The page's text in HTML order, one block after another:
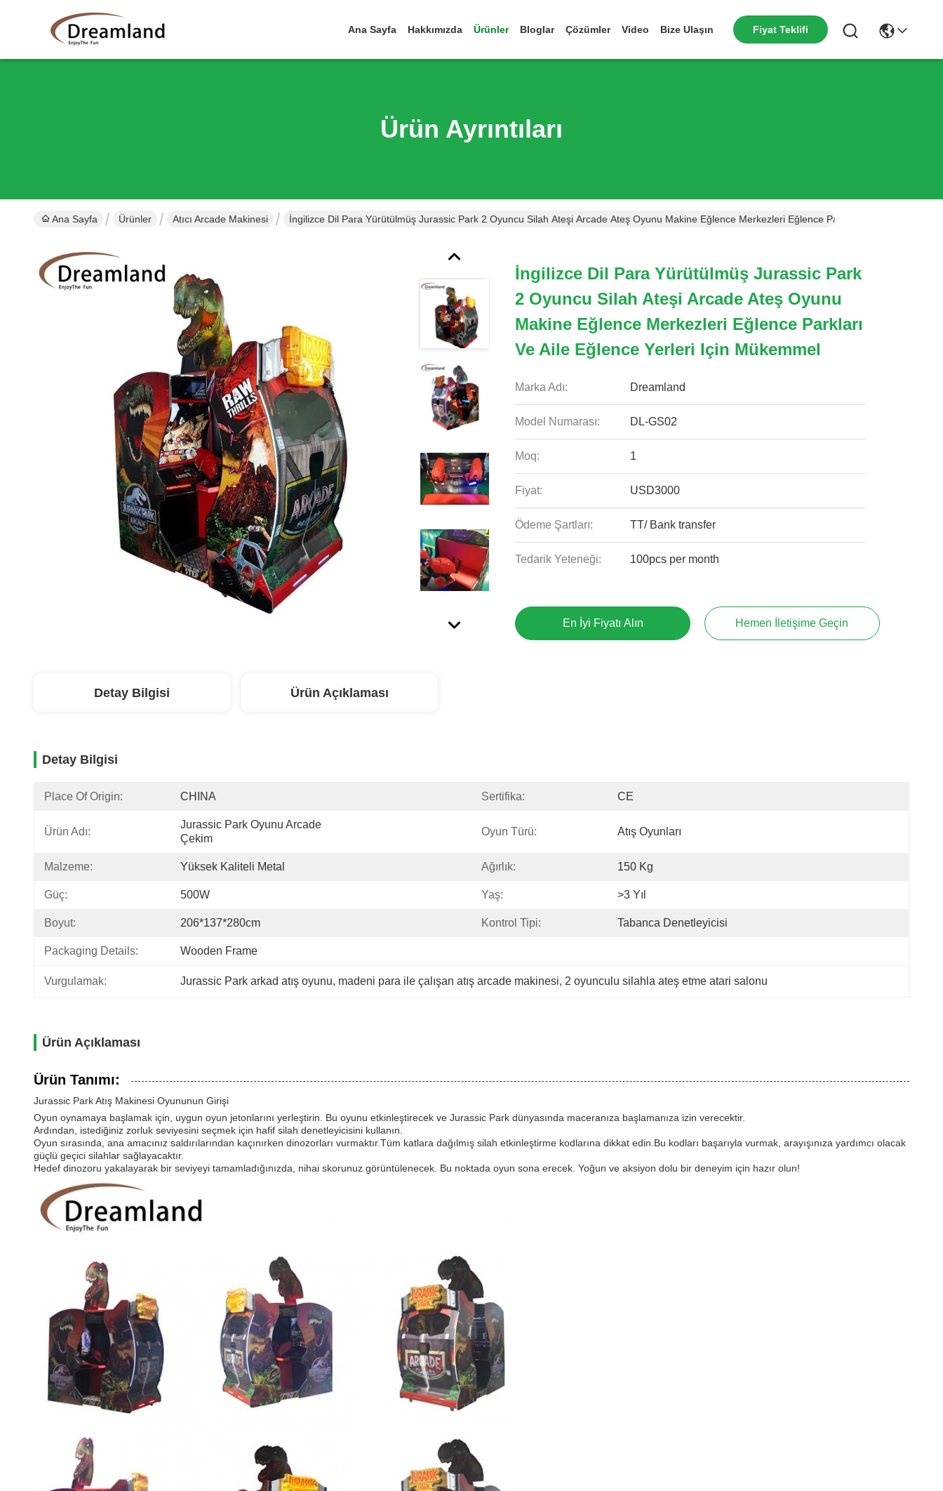
Ana Sayfa Hakkımızda Ürünler Bloglar Çözümler Video Bize Ulaşın Fiyat Teklifi
Ürün Ayrıntıları
Ana Sayfa Ürünler Atıcı Arcade Makinesi İngilizce Dil Para Yürütülmüş Jurassic Park 2 Oyuncu Silah Ateşi Arcade Ateş Oyunu Makine Eğlence Merkezleri Eğlence Parkları Ve Aile Eğlence
İngilizce Dil Para Yürütülmüş Jurassic Park
2 Oyuncu Silah Ateşi Arcade Ateş Oyunu
Makine Eğlence Merkezleri Eğlence Parkları
Ve Aile Eğlence Yerleri Için Mükemmel
Marka Adı: Dreamland
Model Numarası: DL-GS02
Moq: 1
Fiyat: USD3000
Ödeme Şartları: TT/ Bank transfer
Tedarik Yeteneği: 100pcs per month
En İyi Fiyatı Alın Hemen İletişime Geçin
Detay Bilgisi Ürün Açıklaması
Detay Bilgisi
Place Of Origin: CHINA Sertifika: CE
Ürün Adı:
Jurassic Park Oyunu Arcade
Çekim
Oyun Türü: Atış Oyunları
Malzeme: Yüksek Kaliteli Metal Ağırlık: 150 Kg
Güç: 500W Yaş: >3 Yıl
Boyut: 206*137*280cm Kontrol Tipi: Tabanca Denetleyicisi
Packaging Details: Wooden Frame
Vurgulamak: Jurassic Park arkad atış oyunu, madeni para ile çalışan atış arcade makinesi, 2 oyunculu silahla ateş etme atari salonu
Ürün Açıklaması
Ürün Tanımı:
Jurassic Park Atış Makinesi Oyununun Girişi
Oyun oynamaya başlamak için, uygun oyun jetonlarını yerleştirin. Bu oyunu etkinleştirecek ve Jurassic Park dünyasında maceranıza başlamanıza izin verecektir.
Ardından, istediğiniz zorluk seviyesini seçmek için hafif silah denetleyicisini kullanın.
Oyun sırasında, ana amacınız saldırılarından kaçınırken dinozorları vurmaktır.Tüm katlara dağılmış silah etkinleştirme kodlarına dikkat edin.Bu kodları başarıyla vurmak, arayışınıza yardımcı olacak
güçlü geçici silahlar sağlayacaktır.
Hedef dinozoru yakalayarak bir seviyeyi tamamladığınızda, nihai skorunuz görüntülenecek. Bu noktada oyun sona erecek. Yoğun ve aksiyon dolu bir deneyim için hazır olun!